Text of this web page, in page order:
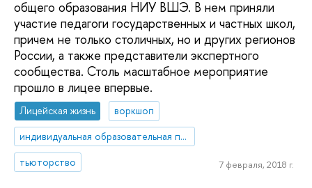
общего образования НИУ ВШЭ. В нем приняли
участие педагоги государственных и частных школ,
причем не только столичных, но и других регионов
России, а также представители экспертного
сообщества. Столь масштабное мероприятие
прошло в лицее впервые.
Лицейская жизнь
воркшоп
индивидуальная образовательная программа развития
тьюторство
7 февраля, 2018 г.